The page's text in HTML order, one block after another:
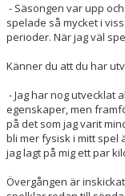
- Säsongen var upp
spelade så mycket i
perioder. När jag väl
Känner du att du har
- Jag har nog utvecklat
egenskaper, men
på det som jag varit
bli mer fysisk i mitt spel
jag lagt på mig ett par
Övergången är